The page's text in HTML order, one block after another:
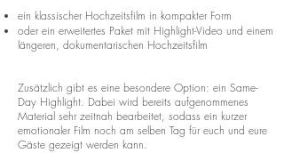
ein klassischer Hochzeitsfilm in kompakter Form
oder ein erweitertes Paket mit Highlight-Video und einem
längeren, dokumentarischen Hochzeitsfilm
Zusätzlich gibt es eine besondere Option: ein Same-
Day Highlight. Dabei wird bereits aufgenommenes
Material sehr zeitnah bearbeitet, sodass ein kurzer
emotionaler Film noch am selben Tag für euch und eure
Gäste gezeigt werden kann.